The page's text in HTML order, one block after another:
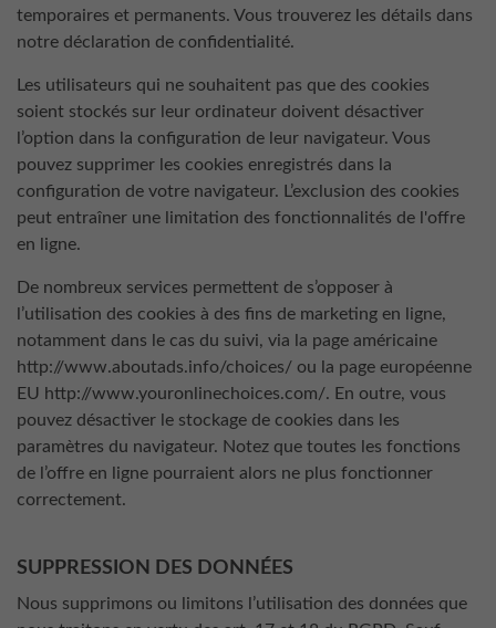
temporaires et permanents. Vous trouverez les détails dans
notre déclaration de confidentialité.
Les utilisateurs qui ne souhaitent pas que des cookies
soient stockés sur leur ordinateur doivent désactiver
l’option dans la configuration de leur navigateur. Vous
pouvez supprimer les cookies enregistrés dans la
configuration de votre navigateur. L’exclusion des cookies
peut entraîner une limitation des fonctionnalités de l'offre
en ligne.
De nombreux services permettent de s’opposer à
l’utilisation des cookies à des fins de marketing en ligne,
notamment dans le cas du suivi, via la page américaine
http://www.aboutads.info/choices/ ou la page européenne
EU http://www.youronlinechoices.com/. En outre, vous
pouvez désactiver le stockage de cookies dans les
paramètres du navigateur. Notez que toutes les fonctions
de l’offre en ligne pourraient alors ne plus fonctionner
correctement.
SUPPRESSION DES DONNÉES
Nous supprimons ou limitons l’utilisation des données que